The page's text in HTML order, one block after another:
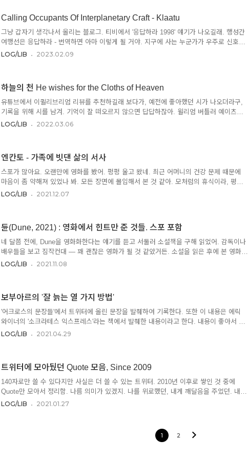
상이 있었기 때문이야. 매트릭스 시리즈처럼 고전과 철학 구절들에 기댄 가오잡기... 라던
지, 장르 영화 역사 전체를 훑을 정도로 많은 오마주와 패러디, 갱스터 문화와 각 대륙 ..
Calling Occupants Of Interplanetary Craft - Klaatu
그냥 갑자기 생각나서 올리는 블로그. 티비에서 '응답하라 1998' 얘기가 나오길래. 행성간
여행선은 응답하라 - 번역하면 아마 이렇게 될 거야. 지구에 사는 누군가가 우주로 신호를
보내고, 또 우주의 누군가가 이에 응답하는 간단한 내용. Klaatu의 노래보다는
이) 비틀즈같은 클래식한 결이기도 해. 항상 마이너한 정서이지만 절대로 소멸되지 않는
... 그런 무언가의 정서. 1976년 노래이니 50년이 다 되어가지만, 여전히 독특..
LOG/LIB 2023.02.09
하늘의 천 He wishes for the Cloths of Heaven
유튜브에서 이퀼리브리엄 리뷰를 추천하길래 보다가, 예전에 좋아했던 시가 나오더라구,
기록을 위해 시를 남겨. 기억이 잘 떠오르지 않으면 답답하잖아. 윌리엄 버틀러 예이츠의
'하늘의 천'이란 시인데, 개인적으론 영화에서 더 짧게 줄인 버전이 정식 한글 번역본보다
cloths Of night and light and the half-light, ..
LOG/LIB 2022.03.06
엔칸토 - 가족에 빗댄 삶의 서사
스포가 많아요. 오랜만에 영화를 봤어. 펑펑 울고 왔네. 최근 어머니의 건강 문제 때문에
마음이 좀 약해져 있었나 봐. 모든 장면에 몰입해서 본 것 같아. 모처럼의 휴식이라, 평소
처럼 분석적으로 영화를 보려 하지 않고 아이들과 편하게 즐길 생각으로 갔는데… 습관이
머릿속에서는 여러 '참조'들을 소환하는… 참 복잡한 영화관람이었어. 우선, 가족의 성姓인
"마드리갈Madrigal" — 이거 음악 용어잖아. 대충 중세의 돌림노래 형식의 성악곡이라고
..
LOG/LIB 2021.12.07
듄(Dune, 2021) : 영화에서 힌트만 준 것들. 스포 포함
네 달쯤 전에, Dune을 영화화한다는 얘기를 듣고 서둘러 소설책을 구해 읽었어. 감독이나
배우들을 보고 짐작컨대 — 꽤 괜찮은 영화가 될 것 같았거든. 소설을 읽은 후에 본 영화가
실망스러울 땐 영화를 안 본 셈 치면 되는데, 소설을 읽지 않고 본 영화가 만족스러우면 꽤
스러웠어. 듄의 경우, 영화보다 소설을 먼저 본 건 옳은 선택이었어. 덕분에 드니 빌뇌브
감독의 역량을 분명히 알게 된 것 같아. 그의 영화를 많이 보진 못했는데, 이야기를 통합..
LOG/LIB 2021.11.08
보부아르의 '잘 늙는 열 가지 방법'
'어크로스의 문장들'에서 트위터에 올린 문장을 발췌하여 기록한다. 또한 이 내용은 에릭
와이너의 '소크라테스 익스프레스'라는 책에서 발췌한 내용이라고 한다. 내용이 좋아서 기
록을 남기지만, 아래 내용이 시몬느 보부아르가 직접 한(쓴) 말인지는 의심이 든다. 아마도
기 시작한다. 보부아르는 이를 "여러 선이 한곳에서 만나는 지점"이라고 말한다. 2. 친구를
사귈 것 젊은이들에게 친구는 중요하다. 나이 들면 친구는 더욱더 중요해진다. 공통의 관
심사..
LOG/LIB 2021.04.29
트위터에 모아뒀던 Quote 모음, Since 2009
140자로만 쓸 수 있다지만 사실은 더 쓸 수 있는 트위터. 2010년 이후로 쌓인 것 중에
Quote만 모아서 정리함. 나름 의미가 있겠지. 나를 위로했던, 내게 깨달음을 주었던. 내가
사랑했던 글들. 누구에게든 본질적이고 필요한 것은 자신의 구원을 위해 신이 무엇을 하고
그리고 본질상 행동하지 않고 기도와 욕망만을 가르친다. 여기서 인간은 죄의 용서를 통한
것이라 할지라도 더 선해질 필요가 있다. - 데리다의 중에서 데리다가 칸트를 인용한 글,
LOG/LIB 2021.01.27
1 2